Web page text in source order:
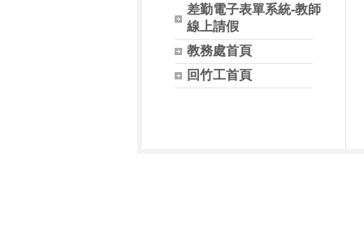
差勤電子表單系統-教師
線上請假
教務處首頁
回竹工首頁